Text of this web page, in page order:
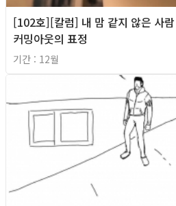
[102호][칼럼] 내 맘 같지 않은 사
커밍아웃의 표정
기간 : 12월